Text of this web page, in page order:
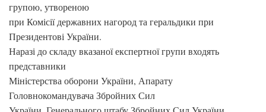
групою, утвореною
при Комісії державних нагород та геральдики при
Президентові України.
Наразі до складу вказаної експертної групи входять
представники
Міністерства оборони України, Апарату
Головнокомандувача Збройних Сил